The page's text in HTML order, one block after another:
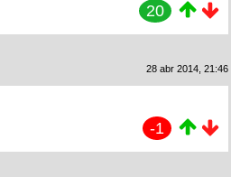
20
28 abr 2014, 21:46
-1